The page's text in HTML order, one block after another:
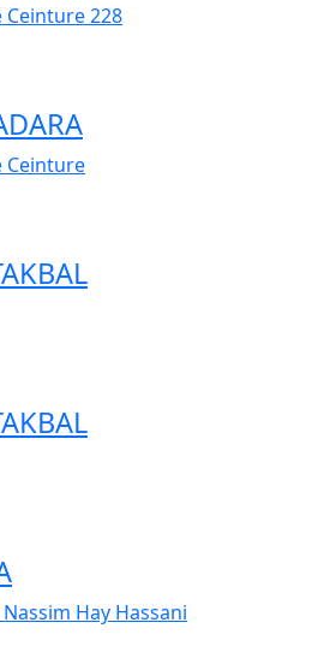
Ceinture 228
Ceinture
Hay Hassani